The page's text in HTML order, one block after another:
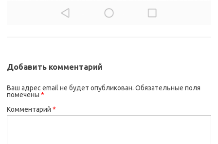
Добавить комментарий
Ваш адрес email не будет опубликован. Обязательные поля
помечены *
Комментарий *